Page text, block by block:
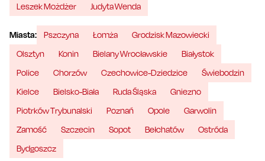
Leszek Możdżer
Judyta Wenda
Miasta: Pszczyna Łomża
Grodzisk Mazowiecki
Olsztyn
Konin Bielany Wrocławskie
Białystok
Police
Chorzów Czechowice-Dziedzice
Świebodzin
Kielce
Bielsko-Biała Ruda Śląska
Gniezno
Piotrków Trybunalski
Poznań Opole
Garwolin
Zamość
Szczecin Sopot Bełchatów
Ostróda
Bydgoszcz